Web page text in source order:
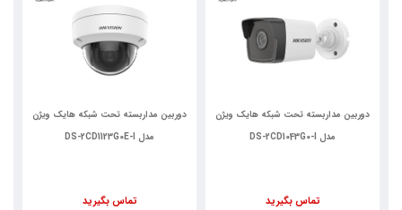
دوربین مداربسته تحت شبکه هایک ویژن
مدل DS-2CD1043G0-I
تماس بگیرید
دوربین مداربسته تحت شبکه هایک ویژن
مدل DS-2CD1123G0E-I
تماس بگیرید